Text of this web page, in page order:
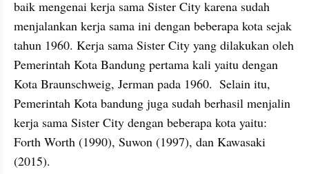
baik mengenai kerja sama Sister City karena sudah
menjalankan kerja sama ini dengan beberapa kota sejak
tahun 1960. Kerja sama Sister City yang dilakukan oleh
Pemerintah Kota Bandung pertama kali yaitu dengan
Kota Braunschweig, Jerman pada 1960.  Selain itu,
Pemerintah Kota bandung juga sudah berhasil menjalin
kerja sama Sister City dengan beberapa kota yaitu:
Forth Worth (1990), Suwon (1997), dan Kawasaki
(2015).